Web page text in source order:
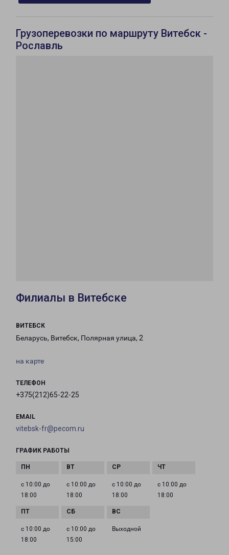
Грузоперевозки по маршруту Витебск -
Рославль
Филиалы в Витебске
ВИТЕБСК
Беларусь, Витебск, Полярная улица, 2
на карте
ТЕЛЕФОН
+375(212)65-22-25
EMAIL
vitebsk-fr@pecom.ru
ГРАФИК РАБОТЫ
с 10:00 до
18:00
с 10:00 до
18:00
с 10:00 до
18:00
с 10:00 до
18:00
с 10:00 до
18:00
с 10:00 до
15:00
Выходной